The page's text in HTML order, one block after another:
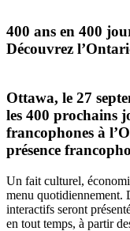
400 ans en 400
Découvrez
Ottawa, le 27
les 400 prochains
francophones à
présence
Un fait culturel,
menu quotidiennement.
interactifs seront
en tout temps, à partir